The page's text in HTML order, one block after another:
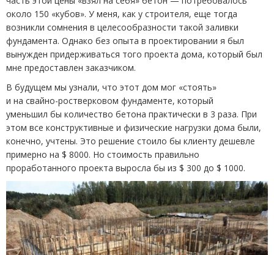
около 150 «кубов». У меня, как у строителя, еще тогда
возникли сомнения в целесообразности такой заливки
фундамента. Однако без опыта в проектировании я был
вынужден придерживаться того проекта дома, который был
мне предоставлен заказчиком.
В будущем мы узнали, что этот дом мог «стоять»
и на свайно-ростверковом фундаменте, который
уменьшил бы количество бетона практически в 3 раза. При
этом все конструктивные и физические нагрузки дома были,
конечно, учтены. Это решение стоило бы клиенту дешевле
примерно на $ 8000. Но стоимость правильно
проработанного проекта выросла бы из $ 300 до $ 1000.